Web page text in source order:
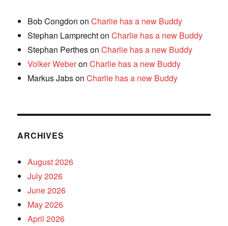
Bob Congdon onCharlie has a new Buddy
Stephan LamprechtonCharlie has a new Buddy
Stephan PerthesonCharlie has a new Buddy
Volker WeberonCharlie has a new Buddy
Markus JabsonCharlie has a new Buddy
ARCHIVES
August 2026
July 2026
June 2026
May 2026
April 2026